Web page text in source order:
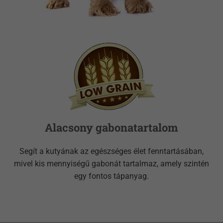
Alacsony gabonatartalom
Segít a kutyának az egészséges élet fenntartásában,
mivel kis mennyiségű gabonát tartalmaz, amely szintén
egy fontos tápanyag.